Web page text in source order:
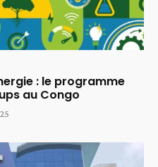
: le programme
au Congo